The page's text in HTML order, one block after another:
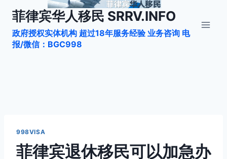
菲律宾华人移民 SRRV.INFO
政府授权实体机构 超过18年服务经验 业务咨询 电
报/微信：BGC998
998VISA
菲律宾退休移民可以加急办